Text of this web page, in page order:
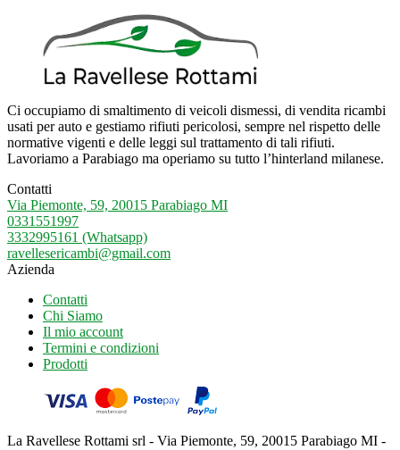
Ci occupiamo di smaltimento di veicoli dismessi, di vendita ricambi
usati per auto e gestiamo rifiuti pericolosi, sempre nel rispetto delle
normative vigenti e delle leggi sul trattamento di tali rifiuti.
Lavoriamo a Parabiago ma operiamo su tutto l’hinterland milanese.
Contatti
Via Piemonte, 59, 20015 Parabiago MI
0331551997
3332995161 (Whatsapp)
ravellesericambi@gmail.com
Azienda
Contatti
Chi Siamo
Il mio account
Termini e condizioni
Prodotti
La Ravellese Rottami srl - Via Piemonte, 59, 20015 Parabiago MI -